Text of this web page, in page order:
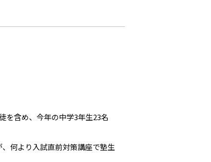
を含め、今年の中学3年生23名
何より入試直前対策講座で塾生